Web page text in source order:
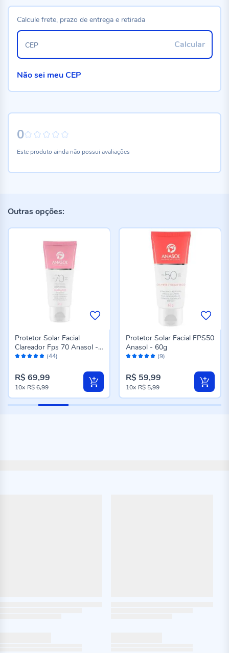
0
Este produto ainda não possui avaliações
Calcule frete, prazo de entrega e retirada
Calcular
CEP
Não sei meu CEP
Outras opções:
Avaliação: (44)
Protetor Solar Facial
Clareador Fps 70 Anasol -
60g
R$ 69,99
10x R$ 6,99
Avaliação: (9)
Protetor Solar Facial FPS50
Anasol - 60g
R$ 59,99
10x R$ 5,99